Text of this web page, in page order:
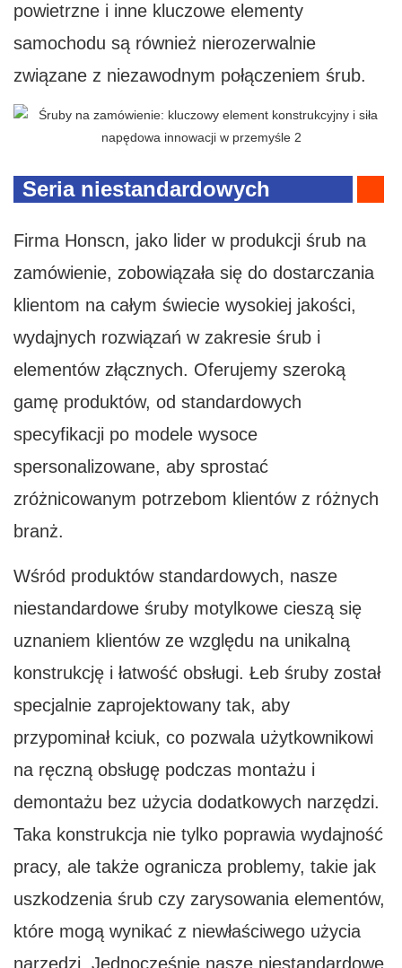
powietrzne i inne kluczowe elementy
samochodu są również nierozerwalnie
związane z niezawodnym połączeniem śrub.
Seria niestandardowych
Firma Honscn, jako lider w produkcji śrub na
zamówienie, zobowiązała się do dostarczania
klientom na całym świecie wysokiej jakości,
wydajnych rozwiązań w zakresie śrub i
elementów złącznych. Oferujemy szeroką
gamę produktów, od standardowych
specyfikacji po modele wysoce
spersonalizowane, aby sprostać
zróżnicowanym potrzebom klientów z różnych
branż.
Wśród produktów standardowych, nasze
niestandardowe śruby motylkowe cieszą się
uznaniem klientów ze względu na unikalną
konstrukcję i łatwość obsługi. Łeb śruby został
specjalnie zaprojektowany tak, aby
przypominał kciuk, co pozwala użytkownikowi
na ręczną obsługę podczas montażu i
demontażu bez użycia dodatkowych narzędzi.
Taka konstrukcja nie tylko poprawia wydajność
pracy, ale także ogranicza problemy, takie jak
uszkodzenia śrub czy zarysowania elementów,
które mogą wynikać z niewłaściwego użycia
narzędzi. Jednocześnie nasze niestandardowe